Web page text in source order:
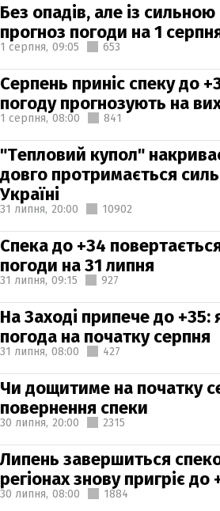
Без опадів, але із
прогноз погоди на 1
1 серпня, 09:05 653
Серпень приніс спеку до
погоду прогнозують на
1 серпня, 08:00 841
"Тепловий купол"
довго протримається
Україні
31 липня, 20:00 10902
Спека до +34
погоди на 31 липня
31 липня, 09:15 927
На Заході припече до
погода на початку серпня
31 липня, 08:00 427
Чи дощитиме на початку
повернення спеки
30 липня, 20:00 2315
Липень завершиться
регіонах знову пригріє до
30 липня, 08:00 1884